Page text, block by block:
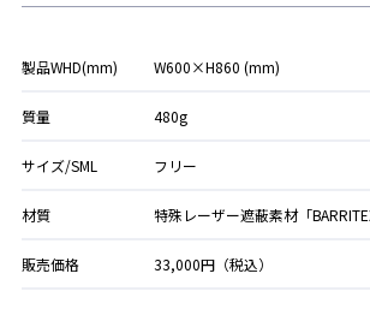
製品WHD(mm) W600×H860 (mm)
質量 480g
サイズ/SML フリー
材質 特殊レーザー遮蔽素材「
販売価格 33,000円（税込）